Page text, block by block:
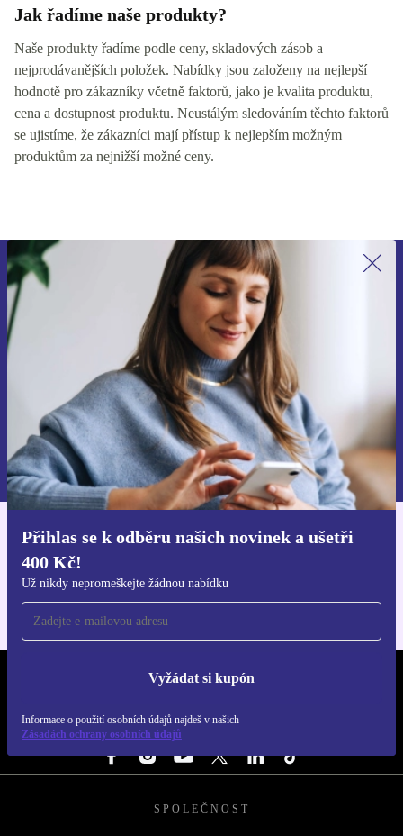
Jak řadíme naše produkty?
Naše produkty řadíme podle ceny, skladových zásob a
nejprodávanějších položek. Nabídky jsou založeny na nejlepší
hodnotě pro zákazníky včetně faktorů, jako je kvalita produktu,
cena a dostupnost produktu. Neustálým sledováním těchto faktorů
se ujistíme, že zákazníci mají přístup k nejlepším možným
produktům za nejnižší možné ceny.
Přihlas se k odběru našich novinek a ušetři
400 Kč!
Už nikdy nepromeškejte žádnou nabídku
Vyžádat si kupón
Informace o použití osobních údajů najdeš v našich
Zásadách ochrany osobních údajů
Přihlas se k odběru našich novinek a
ušetři 400 Kč!
Už nikdy nepromeškej žádnou nabídku.
Chci voucher
Informace o použití osobních údajů najdeš v našich
Zásadách ochrany osobních údajů.
Stáhni si aplikaci refurbed
REFURBED ČESKO - RETHINK NEW.
SLEDUJ NÁS
SPOLEČNOST